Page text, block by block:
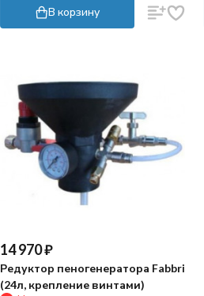
В корзину
14 970₽
Редуктор пеногенератора Fabbri
(24л, крепление винтами)